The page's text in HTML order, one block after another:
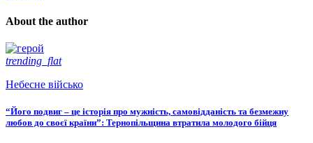
About the author
trending_flat
Небесне військо
“Його подвиг – це історія про мужність, самовідданість та безмежну
любов до своєї країни”: Тернопільщина втратила молодого бійця